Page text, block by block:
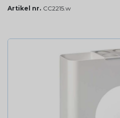
Artikel nr. CC2215.w